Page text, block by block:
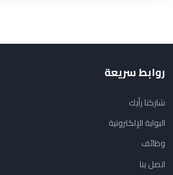
روابط سريعة
شاركنا رأيك
البوابة الإلكترونية
وظائف
اتصل بنا